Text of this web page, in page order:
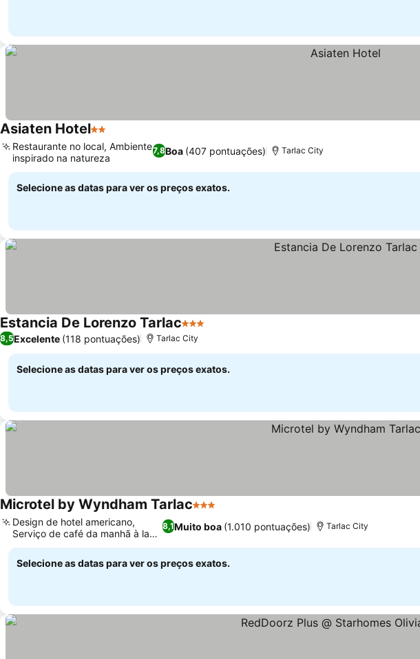
Asiaten Hotel2 Estrelas
7,8Boa (407 pontuações)
Restaurante no local, Ambiente
inspirado na natureza
Tarlac City
Selecione as datas para ver os preços exatos.
Estancia De Lorenzo Tarlac3 Estrelas
8,5Excelente (118 pontuações) Tarlac City
Selecione as datas para ver os preços exatos.
Microtel by Wyndham Tarlac3 Estrelas
8,1Muito boa (1.010 pontuações)
Design de hotel americano,
Serviço de café da manhã à la
carte
Tarlac City
Selecione as datas para ver os preços exatos.